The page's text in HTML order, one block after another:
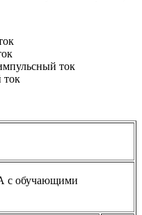
ток
с обучающими